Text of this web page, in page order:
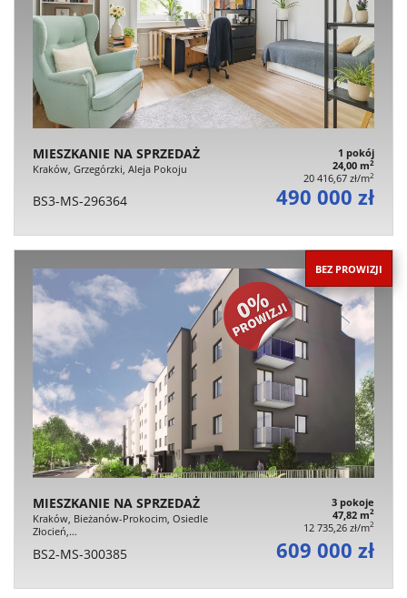
MIESZKANIE NA SPRZEDAŻ
Kraków, Grzegórzki, Aleja Pokoju
1 pokój
24,00 m2
20 416,67 zł/m2
BS3-MS-296364 490 000 zł
BEZ PROWIZJI
MIESZKANIE NA SPRZEDAŻ
Kraków, Bieżanów-Prokocim, Osiedle
Złocień,…
3 pokoje
47,82 m2
12 735,26 zł/m2
BS2-MS-300385 609 000 zł